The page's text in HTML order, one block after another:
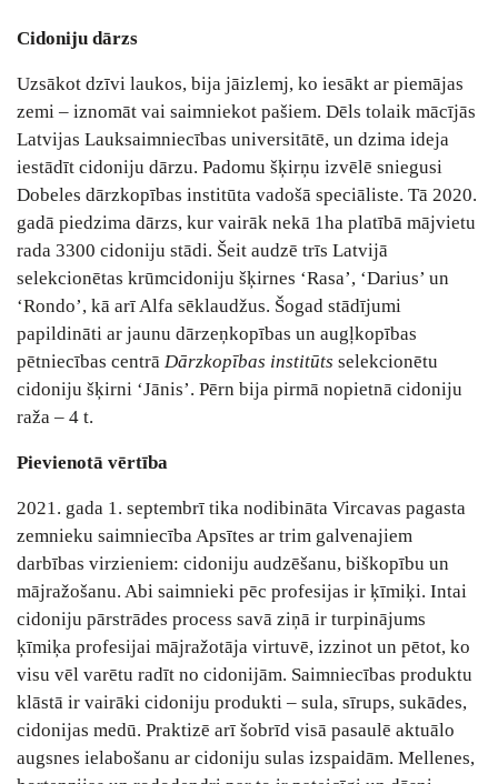
Cidoniju dārzs
Uzsākot dzīvi laukos, bija jāizlemj, ko iesākt ar piemājas
zemi – iznomāt vai saimniekot pašiem. Dēls tolaik mācījās
Latvijas Lauksaimniecības universitātē, un dzima ideja
iestādīt cidoniju dārzu. Padomu šķirņu izvēlē sniegusi
Dobeles dārzkopības institūta vadošā speciāliste. Tā 2020.
gadā piedzima dārzs, kur vairāk nekā 1ha platībā mājvietu
rada 3300 cidoniju stādi. Šeit audzē trīs Latvijā
selekcionētas krūmcidoniju šķirnes ‘Rasa’, ‘Darius’ un
‘Rondo’, kā arī Alfa sēklaudžus. Šogad stādījumi
papildināti ar jaunu dārzeņkopības un augļkopības
pētniecības centrā Dārzkopības institūts selekcionētu
cidoniju šķirni ‘Jānis’. Pērn bija pirmā nopietnā cidoniju
raža – 4 t.
Pievienotā vērtība
2021. gada 1. septembrī tika nodibināta Vircavas pagasta
zemnieku saimniecība Apsītes ar trim galvenajiem
darbības virzieniem: cidoniju audzēšanu, biškopību un
mājražošanu. Abi saimnieki pēc profesijas ir ķīmiķi. Intai
cidoniju pārstrādes process savā ziņā ir turpinājums
ķīmiķa profesijai mājražotāja virtuvē, izzinot un pētot, ko
visu vēl varētu radīt no cidonijām. Saimniecības produktu
klāstā ir vairāki cidoniju produkti – sula, sīrups, sukādes,
cidonijas medū. Praktizē arī šobrīd visā pasaulē aktuālo
augsnes ielabošanu ar cidoniju sulas izspaidām. Mellenes,